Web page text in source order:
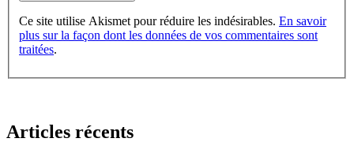
Ce site utilise Akismet pour réduire les indésirables. En savoir
plus sur la façon dont les données de vos commentaires sont
traitées.
Articles récents